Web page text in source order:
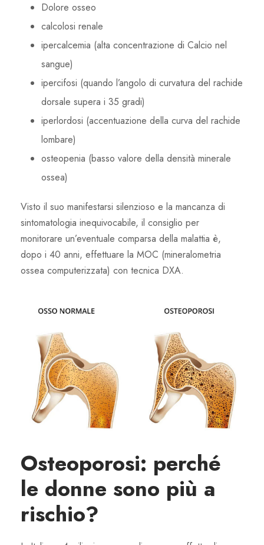
Dolore osseo
calcolosi renale
ipercalcemia (alta concentrazione di Calcio nel
sangue)
ipercifosi (quando l’angolo di curvatura del rachide
dorsale supera i 35 gradi)
iperlordosi (accentuazione della curva del rachide
lombare)
osteopenia (basso valore della densità minerale
ossea)
Visto il suo manifestarsi silenzioso e la mancanza di
sintomatologia inequivocabile, il consiglio per
monitorare un’eventuale comparsa della malattia è,
dopo i 40 anni, effettuare la MOC (mineralometria
ossea computerizzata) con tecnica DXA.
Osteoporosi: perché
le donne sono più a
rischio?